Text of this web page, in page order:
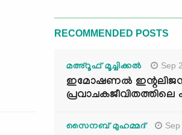
RECOMMENDED POSTS
മഅ്റൂഫ് മൂച്ചിക്കല്‍ Sep
ഇമോഷണൽ
പ്രവാചകജീവിതത്തിലെ
സൈനബ് മുഹമ്മദ്